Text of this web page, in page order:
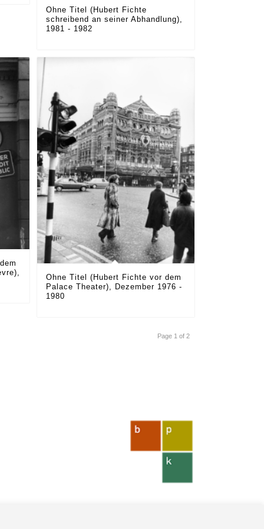
Ohne Titel (Hubert Fichte
schreibend an seiner Abhandlung),
1981 - 1982
Ohne Titel (Hubert Fichte vor dem
Palace Theater), Dezember 1976 -
1980
Page 1 of 2